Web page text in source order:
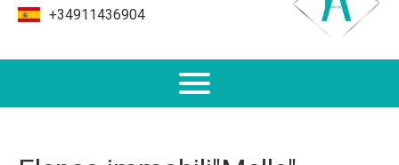
+34911436904